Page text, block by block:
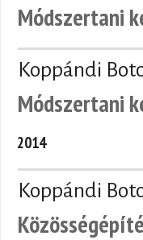
Módszertani
Koppándi
Módszertani
2014
Koppándi